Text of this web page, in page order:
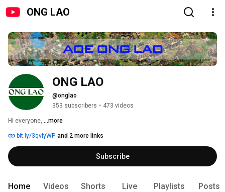
ONG LAO
ONG LAO
@onglao
353 subscribers • 473 videos
Hi everyone, ...more
bit.ly/3qvIyWP and 2 more links
Subscribe
Home Videos Shorts Live Playlists Posts